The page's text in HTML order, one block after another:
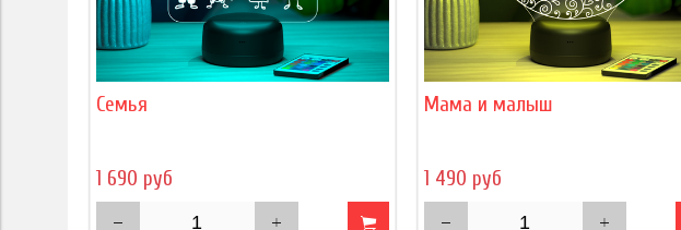
Семья
1 690 руб
Мама и малыш
1 490 руб